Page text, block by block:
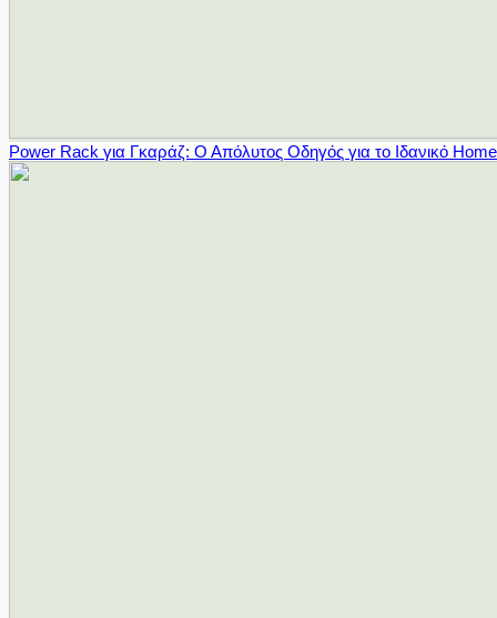
Power Rack για Γκαράζ: Ο Απόλυτος Οδηγός για το Ιδανικό